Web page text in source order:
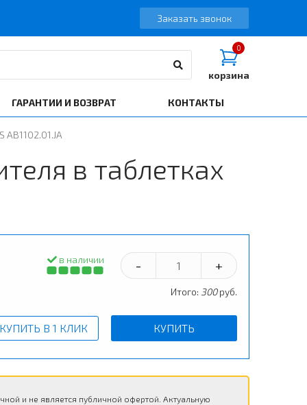
Заказать звонок
0
корзина
ГАРАНТИИ И ВОЗВРАТ КОНТАКТЫ
AB1102.01.JA
в таблетках
в наличии - +
Итого: 300руб.
В 1 КЛИК КУПИТЬ
и не является публичной офертой. Актуальную